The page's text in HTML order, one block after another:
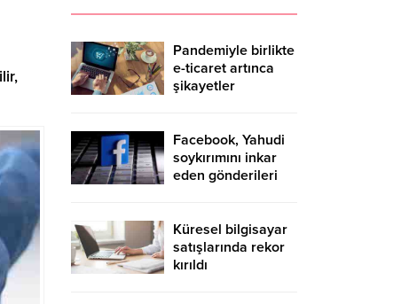
Pandemiyle birlikte
e-ticaret artınca
şikayetler
Facebook, Yahudi
soykırımını inkar
eden gönderileri
Küresel bilgisayar
satışlarında rekor
kırıldı